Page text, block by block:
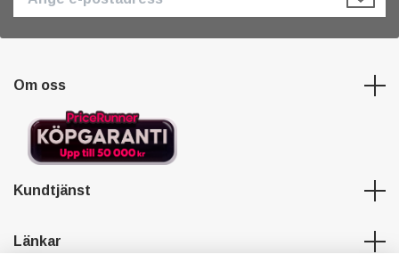
Om oss
Kundtjänst
Länkar